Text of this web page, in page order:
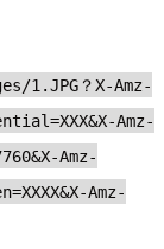
1.JPG？X-Amz-
Amz-
Amz-
Amz-